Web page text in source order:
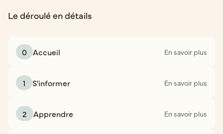
Le déroulé en détails
0 Accueil En savoir plus
1 S'informer En savoir plus
2 Apprendre En savoir plus